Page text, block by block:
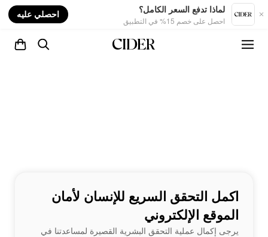
لماذا تدفع السعر الكامل؟
احصل على خصم 15% في التطبيق
احصلي عليه
اكمل التحقق السريع للإنسان لأمان
الموقع الإلكتروني
يرجى إكمال عملية التحقق البشرية القصيرة لمساعدتنا في